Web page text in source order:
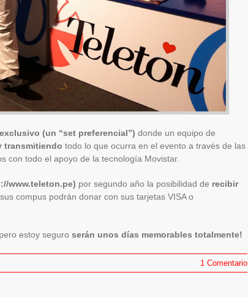
(un “set preferencial”) donde un equipo de
transmitiendo todo lo que ocurra en el evento a través de las
con todo el apoyo de la tecnología Movistar.
www.teleton.pe) por segundo año la posibilidad de recibir
compus podrán donar con sus tarjetas VISA o
estoy seguro serán unos días memorables totalmente!
1 Comentario